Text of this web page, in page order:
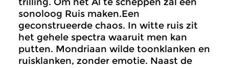
sonoloog Ruis maken.Een
geconstrueerde chaos. In witte ruis zit
het gehele spectra waaruit men kan
putten. Mondriaan wilde toonklanken en
ruisklanken, zonder emotie. Naast de